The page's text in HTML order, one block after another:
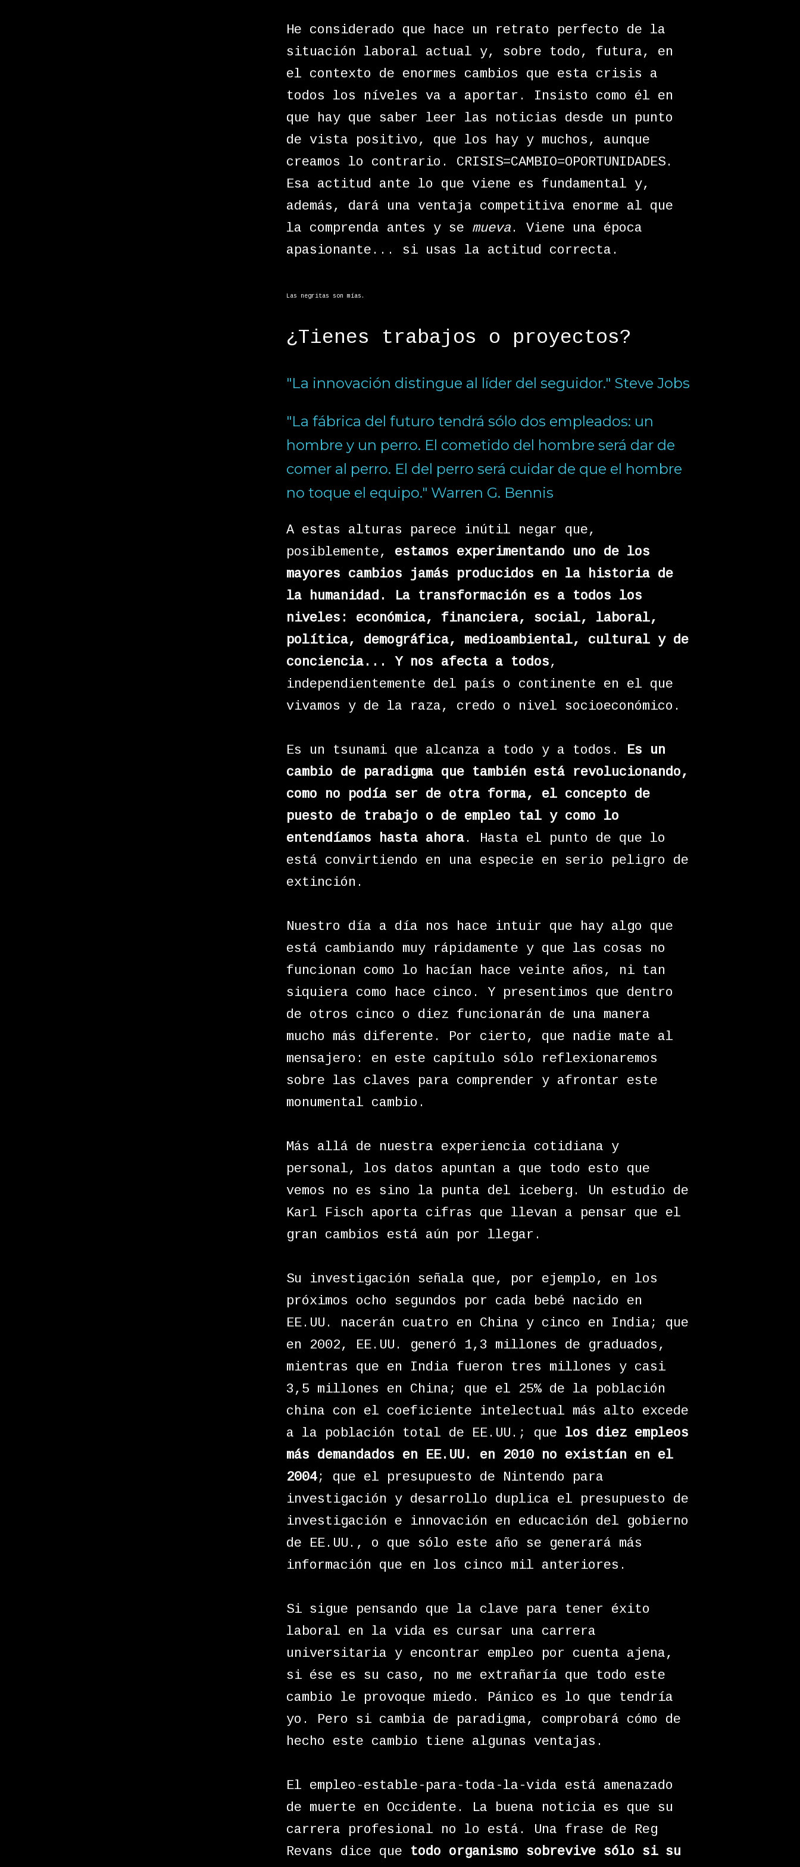
He considerado que hace un retrato perfecto de la
situación laboral actual y, sobre todo, futura, en
el contexto de enormes cambios que esta crisis a
todos los níveles va a aportar. Insisto como él en
que hay que saber leer las noticias desde un punto
de vista positivo, que los hay y muchos, aunque
creamos lo contrario. CRISIS=CAMBIO=OPORTUNIDADES.
Esa actitud ante lo que viene es fundamental y,
además, dará una ventaja competitiva enorme al que
la comprenda antes y se mueva . Viene una época
apasionante... si usas la actitud correcta.
Las negritas son mías.
¿Tienes trabajos o proyectos?
"La innovación distingue al líder del seguidor." Steve Jobs
"La fábrica del futuro tendrá sólo dos empleados: un
hombre y un perro. El cometido del hombre será dar de
comer al perro. El del perro será cuidar de que el hombre
no toque el equipo." Warren G. Bennis
A estas alturas parece inútil negar que,
posiblemente, estamos experimentando uno de los
mayores cambios jamás producidos en la historia de
la humanidad. La transformación es a todos los
niveles: económica, financiera, social, laboral,
política, demográfica, medioambiental, cultural y de
conciencia... Y nos afecta a todos,
independientemente del país o continente en el que
vivamos y de la raza, credo o nivel socioeconómico.
Es un tsunami que alcanza a todo y a todos. Es un
cambio de paradigma que también está revolucionando,
como no podía ser de otra forma, el concepto de
puesto de trabajo o de empleo tal y como lo
entendíamos hasta ahora . Hasta el punto de que lo
está convirtiendo en una especie en serio peligro de
extinción.
Nuestro día a día nos hace intuir que hay algo que
está cambiando muy rápidamente y que las cosas no
funcionan como lo hacían hace veinte años, ni tan
siquiera como hace cinco. Y presentimos que dentro
de otros cinco o diez funcionarán de una manera
mucho más diferente. Por cierto, que nadie mate al
mensajero: en este capítulo sólo reflexionaremos
sobre las claves para comprender y afrontar este
monumental cambio.
Más allá de nuestra experiencia cotidiana y
personal, los datos apuntan a que todo esto que
vemos no es sino la punta del iceberg. Un estudio de
Karl Fisch aporta cifras que llevan a pensar que el
gran cambios está aún por llegar.
Su investigación señala que, por ejemplo, en los
próximos ocho segundos por cada bebé nacido en
EE.UU. nacerán cuatro en China y cinco en India; que
en 2002, EE.UU. generó 1,3 millones de graduados,
mientras que en India fueron tres millones y casi
3,5 millones en China; que el 25% de la población
china con el coeficiente intelectual más alto excede
a la población total de EE.UU.; que los diez empleos
más demandados en EE.UU. en 2010 no existían en el
2004; que el presupuesto de Nintendo para
investigación y desarrollo duplica el presupuesto de
investigación e innovación en educación del gobierno
de EE.UU., o que sólo este año se generará más
información que en los cinco mil anteriores.
Si sigue pensando que la clave para tener éxito
laboral en la vida es cursar una carrera
universitaria y encontrar empleo por cuenta ajena,
si ése es su caso, no me extrañaría que todo este
cambio le provoque miedo. Pánico es lo que tendría
yo. Pero si cambia de paradigma, comprobará cómo de
hecho este cambio tiene algunas ventajas.
El empleo-estable-para-toda-la-vida está amenazado
de muerte en Occidente. La buena noticia es que su
carrera profesional no lo está. Una frase de Reg
Revans dice que todo organismo sobrevive sólo si su